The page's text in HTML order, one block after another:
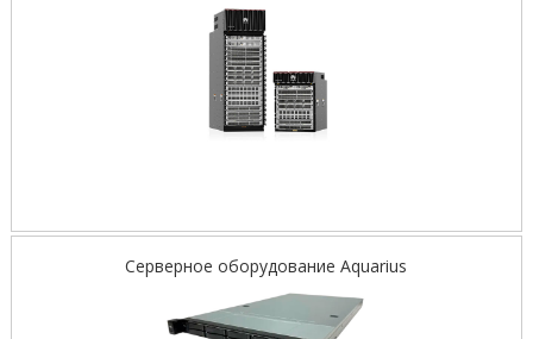
Серверное оборудование Aquarius